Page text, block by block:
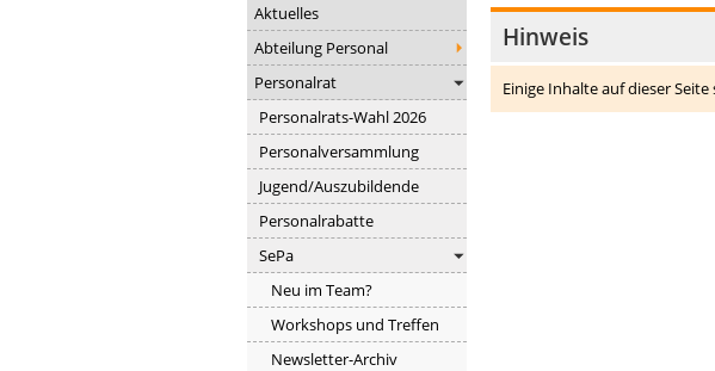
Aktuelles
Abteilung Personal
Personalrat
Personalrats-Wahl 2026
Personalversammlung
Jugend/Auszubildende
Personalrabatte
SePa
Neu im Team?
Workshops und Treffen
Newsletter-Archiv
Hinweis
Einige Inhalte auf dieser